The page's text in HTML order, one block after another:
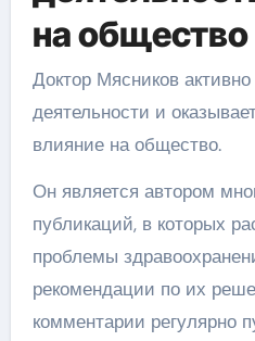
на общество
Доктор Мясников
деятельности и
влияние на общество.
Он является автором
публикаций, в которых
проблемы
рекомендации по их
комментарии регулярно